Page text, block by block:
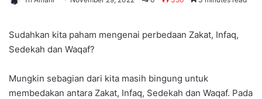
Sudahkan kita paham mengenai perbedaan Zakat, Infaq,
Sedekah dan Waqaf?
Mungkin sebagian dari kita masih bingung untuk
membedakan antara Zakat, Infaq, Sedekah dan Waqaf. Pada